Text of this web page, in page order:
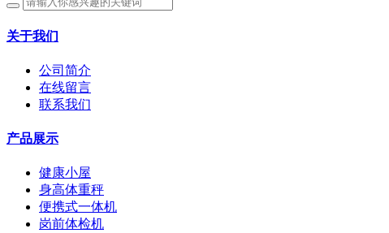
关于我们
公司简介
在线留言
联系我们
产品展示
健康小屋
身高体重秤
便携式一体机
岗前体检机